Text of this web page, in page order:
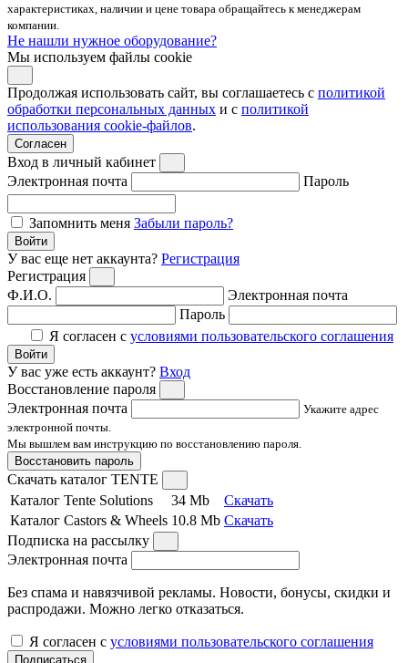
характеристиках, наличии и цене товара обращайтесь к менеджерам
компании.
Не нашли нужное оборудование?
Мы используем файлы cookie
Продолжая использовать сайт, вы соглашаетесь с политикой
обработки персональных данных и с политикой
использования cookie-файлов.
Согласен
Вход в личный кабинет
Электронная почта
Пароль
Запомнить меня Забыли пароль?
Войти
У вас еще нет аккаунта? Регистрация
Регистрация
Ф.И.О.
Электронная почта
Пароль
Я согласен с условиями пользовательского соглашения
Войти
У вас уже есть аккаунт? Вход
Восстановление пароля
Электронная почта
Укажите адрес
электронной почты.
Мы вышлем вам инструкцию по восстановлению пароля.
Восстановить пароль
Скачать каталог TENTE
Каталог Tente Solutions
34 Mb
Скачать
Каталог Castors & Wheels 10.8 Mb Скачать
Подписка на рассылку
Электронная почта
Без спама и навязчивой рекламы. Новости, бонусы, скидки и
распродажи. Можно легко отказаться.
Я согласен с условиями пользовательского соглашения
Подписаться